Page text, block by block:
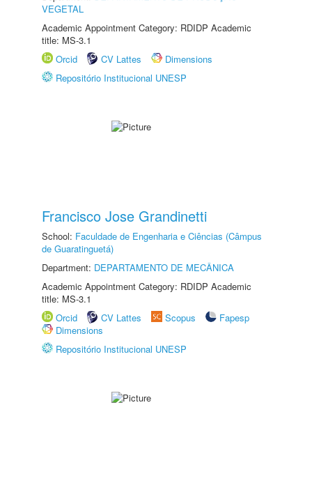
VEGETAL
Academic Appointment Category: RDIDP Academic
title: MS-3.1
Orcid
CV Lattes
Dimensions
Repositório Institucional UNESP
Francisco Jose Grandinetti
School: Faculdade de Engenharia e Ciências (Câmpus
de Guaratinguetá)
Department: DEPARTAMENTO DE MECÂNICA
Academic Appointment Category: RDIDP Academic
title: MS-3.1
Orcid
CV Lattes Scopus
Fapesp
Dimensions
Repositório Institucional UNESP